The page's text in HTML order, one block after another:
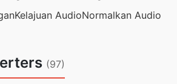
Kelajuan AudioNormalkan Audio
(97)